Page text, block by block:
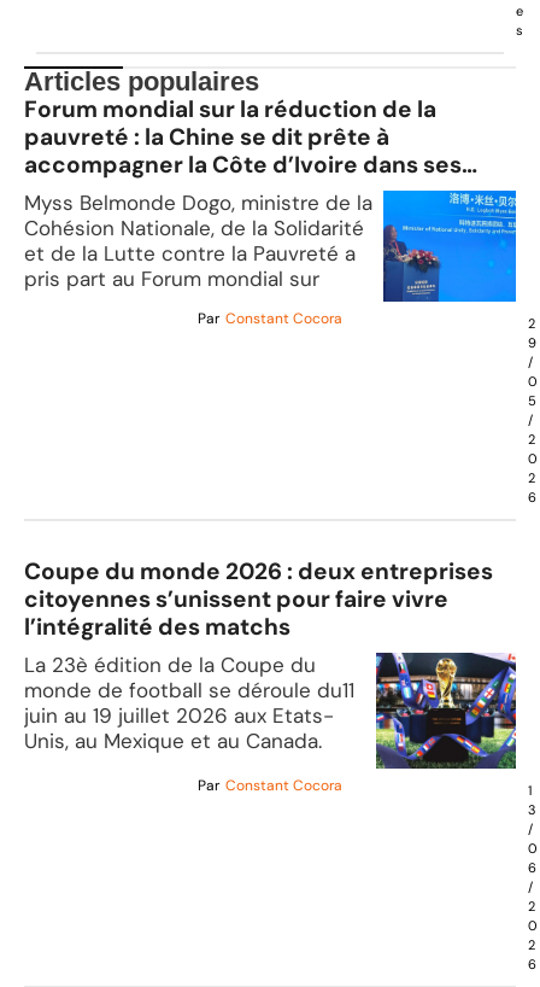
e
s
Articles populaires
Forum mondial sur la réduction de la
pauvreté : la Chine se dit prête à
accompagner la Côte d’Ivoire dans ses
efforts de lutte
Myss Belmonde Dogo, ministre de la
Cohésion Nationale, de la Solidarité
et de la Lutte contre la Pauvreté a
pris part au Forum mondial sur
Par Constant Cocora
2
9
/
0
5
/
2
0
2
6
Coupe du monde 2026 : deux entreprises
citoyennes s’unissent pour faire vivre
l’intégralité des matchs
La 23è édition de la Coupe du
monde de football se déroule du11
juin au 19 juillet 2026 aux Etats-
Unis, au Mexique et au Canada.
Par Constant Cocora
1
3
/
0
6
/
2
0
2
6